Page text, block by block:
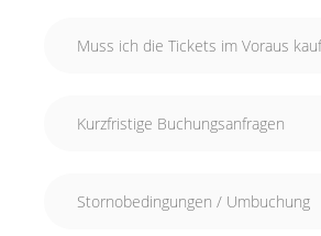
Muss ich die Tickets im Voraus
Kurzfristige Buchungsanfragen
Stornobedingungen / Umbuchung